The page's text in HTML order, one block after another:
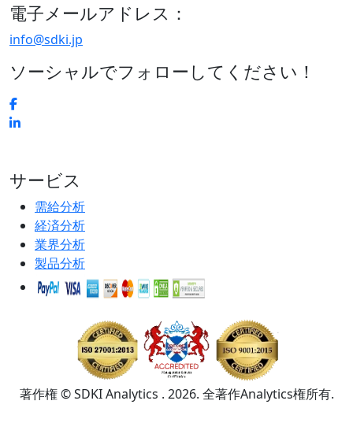
電子メールアドレス：
info@sdki.jp
ソーシャルでフォローしてください！
サービス
需給分析
経済分析
業界分析
製品分析
著作権 © SDKI Analytics . 2026. 全著作Analytics権所有.